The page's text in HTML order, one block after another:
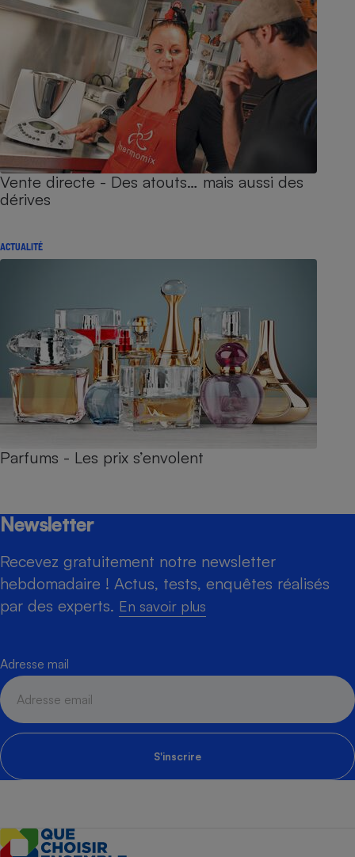
Vente directe - Des atouts… mais aussi des
dérives
ACTUALITÉ
Parfums - Les prix s’envolent
Newsletter
Recevez gratuitement notre newsletter
hebdomadaire ! Actus, tests, enquêtes réalisés
par des experts. En savoir plus
Adresse mail
S'inscrire